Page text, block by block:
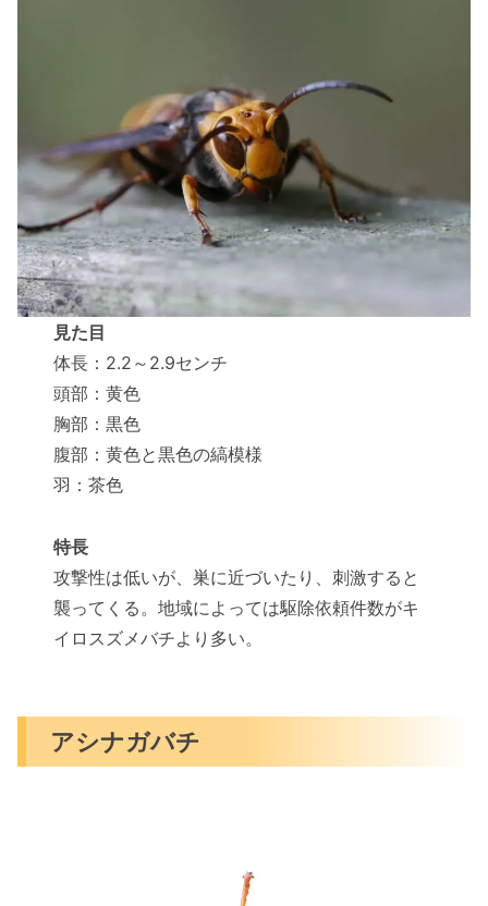
見た目
体長：2.2～2.9センチ
頭部：黄色
胸部：黒色
腹部：黄色と黒色の縞模様
羽：茶色
特長
攻撃性は低いが、巣に近づいたり、刺激すると
襲ってくる。地域によっては駆除依頼件数がキ
イロスズメバチより多い。
アシナガバチ